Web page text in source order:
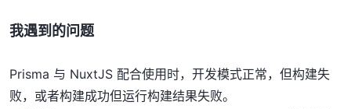
我遇到的问题
Prisma 与 NuxtJS 配合使用时，开发模式正常，但构建失
败，或者构建成功但运行构建结果失败。